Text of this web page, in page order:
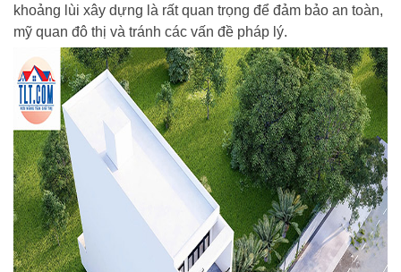
khoảng lùi xây dựng là rất quan trọng để đảm bảo an toàn,
mỹ quan đô thị và tránh các vấn đề pháp lý.